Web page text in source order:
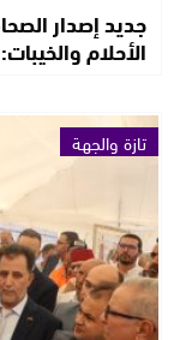
جديد إصدار
الأحلام
تازة والجهة